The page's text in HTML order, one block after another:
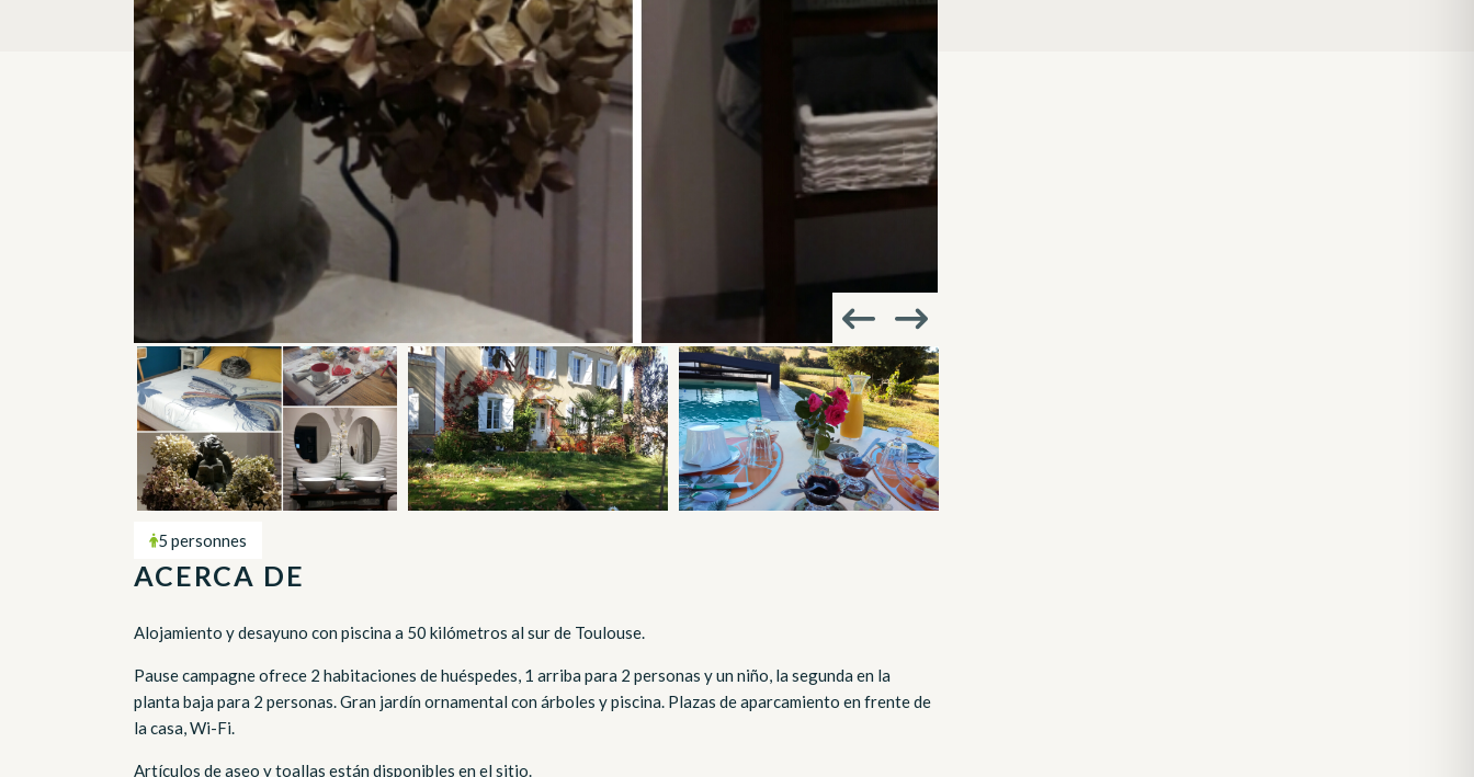
5 personnes
ACERCA DE
Alojamiento y desayuno con piscina a 50 kilómetros al sur de Toulouse.
Pause campagne ofrece 2 habitaciones de huéspedes, 1 arriba para 2 personas y un niño, la segunda en la
planta baja para 2 personas. Gran jardín ornamental con árboles y piscina. Plazas de aparcamiento en frente de
la casa, Wi-Fi.
Artículos de aseo y toallas están disponibles en el sitio.